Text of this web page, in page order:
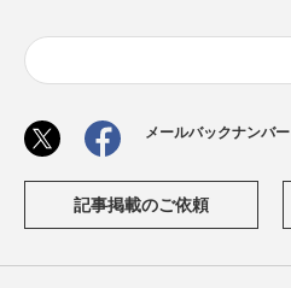
メールバックナンバー
記事掲載のご依頼